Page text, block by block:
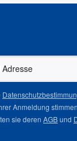
Anmeldung
sie deren AGBund